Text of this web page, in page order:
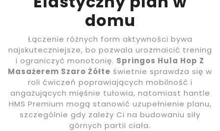
domu
Łączenie różnych form aktywności bywa
najskuteczniejsze, bo pozwala urozmaicić trening
i ograniczyć monotonię. Springos Hula Hop Z
Masażerem Szaro Żółte świetnie sprawdza się w
roli ćwiczeń poprawiających mobilność i
angażujących mięśnie tułowia, natomiast hantle
HMS Premium mogą stanowić uzupełnienie planu,
szczególnie gdy zależy Ci na budowaniu siły
górnych partii ciała.